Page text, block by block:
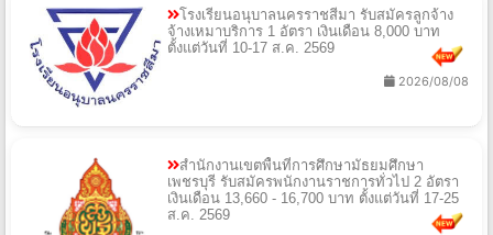
โรงเรียนอนุบาลนครราชสีมา รับสมัครลูกจ้าง
จ้างเหมาบริการ 1 อัตรา เงินเดือน 8,000 บาท
ตั้งแต่วันที่ 10-17 ส.ค. 2569
2026/08/08
สำนักงานเขตพื้นที่การศึกษามัธยมศึกษา
เพชรบุรี รับสมัครพนักงานราชการทั่วไป 2 อัตรา
เงินเดือน 13,660 - 16,700 บาท ตั้งแต่วันที่ 17-25
ส.ค. 2569